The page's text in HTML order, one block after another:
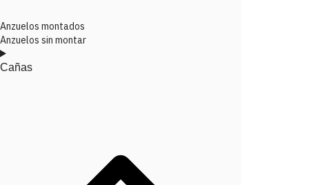
Anzuelos montados
Anzuelos sin montar
Cañas